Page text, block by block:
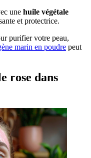
une huile végétale
et protectrice.
purifier votre peau,
marin en poudre peut
rose dans